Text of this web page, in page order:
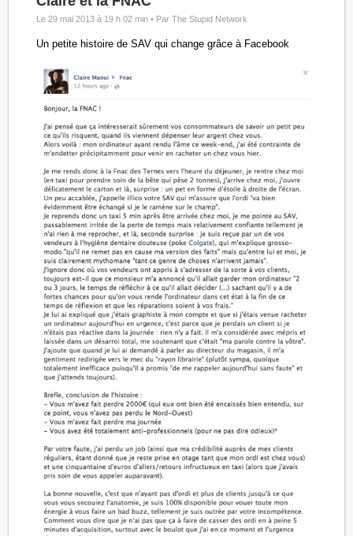
Le 29 mai 2013 à 19 h 02 min • Par The Stupid Network
Un petite histoire de SAV qui change grâce à Facebook